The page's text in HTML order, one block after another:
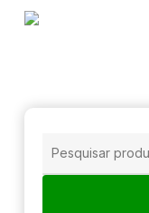
Skip
🔍